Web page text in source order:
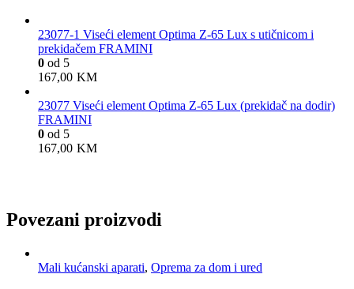
23077-1 Viseći element Optima Z-65 Lux s utičnicom i
prekidačem FRAMINI
0 od 5
167,00 KM
23077 Viseći element Optima Z-65 Lux (prekidač na dodir)
FRAMINI
0 od 5
167,00 KM
Povezani proizvodi
Mali kućanski aparati, Oprema za dom i ured